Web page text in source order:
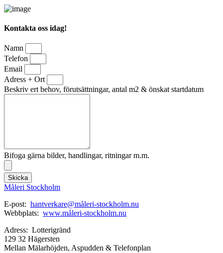
Kontakta oss idag!
Namn
Telefon
Email
Adress + Ort
Beskriv ert behov, förutsättningar, antal m2 & önskat startdatum
Bifoga gärna bilder, handlingar, ritningar m.m.
Skicka
Måleri Stockholm
E-post: hantverkare@måleri-stockholm.nu
Webbplats: www.måleri-stockholm.nu
Adress: Lotterigränd
129 32 Hägersten
Mellan Mälarhöjden, Aspudden & Telefonplan